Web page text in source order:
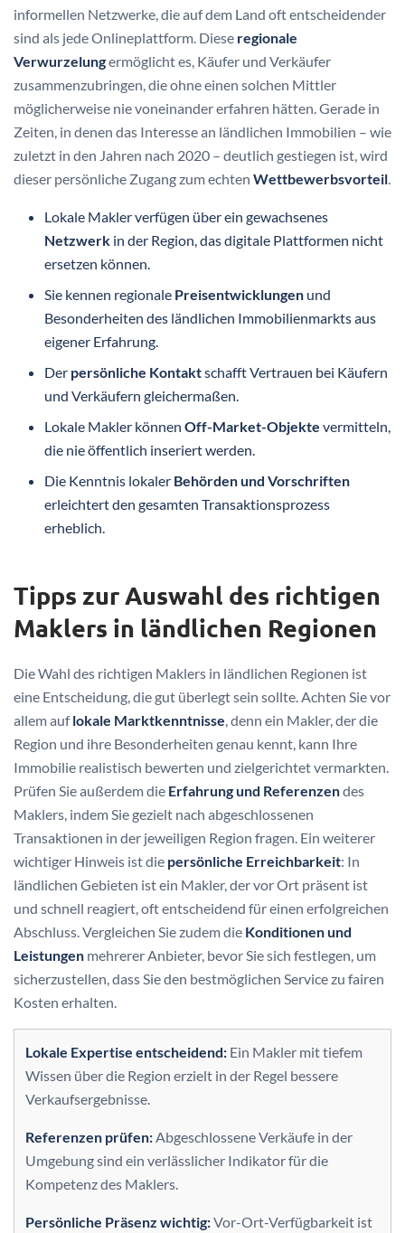
informellen Netzwerke, die auf dem Land oft entscheidender
sind als jede Onlineplattform. Diese regionale
Verwurzelungermöglicht es, Käufer und Verkäufer
zusammenzubringen, die ohne einen solchen Mittler
möglicherweise nie voneinander erfahren hätten. Gerade in
Zeiten, in denen das Interesse an ländlichen Immobilien – wie
zuletzt in den Jahren nach 2020 – deutlich gestiegen ist, wird
dieser persönliche Zugang zum echten Wettbewerbsvorteil.
Lokale Makler verfügen über ein gewachsenes
Netzwerk in der Region, das digitale Plattformen nicht
ersetzen können.
Sie kennen regionale Preisentwicklungen und
Besonderheiten des ländlichen Immobilienmarkts aus
eigener Erfahrung.
Der persönliche Kontaktschafft Vertrauen bei Käufern
und Verkäufern gleichermaßen.
Lokale Makler könnenOff-Market-Objekte vermitteln,
die nie öffentlich inseriert werden.
Die Kenntnis lokaler Behörden und Vorschriften
erleichtert den gesamten Transaktionsprozess
erheblich.
Tipps zur Auswahl des richtigen
Maklers in ländlichen Regionen
Die Wahl des richtigen Maklers in ländlichen Regionen ist
eine Entscheidung, die gut überlegt sein sollte. Achten Sie vor
allem auflokale Marktkenntnisse , denn ein Makler, der die
Region und ihre Besonderheiten genau kennt, kann Ihre
Immobilie realistisch bewerten und zielgerichtet vermarkten.
Prüfen Sie außerdem die Erfahrung und Referenzendes
Maklers, indem Sie gezielt nach abgeschlossenen
Transaktionen in der jeweiligen Region fragen. Ein weiterer
wichtiger Hinweis ist die persönliche Erreichbarkeit: In
ländlichen Gebieten ist ein Makler, der vor Ort präsent ist
und schnell reagiert, oft entscheidend für einen erfolgreichen
Abschluss. Vergleichen Sie zudem die Konditionen und
Leistungen mehrerer Anbieter, bevor Sie sich festlegen, um
sicherzustellen, dass Sie den bestmöglichen Service zu fairen
Kosten erhalten.
Lokale Expertise entscheidend: Ein Makler mit tiefem
Wissen über die Region erzielt in der Regel bessere
Verkaufsergebnisse.
Referenzen prüfen: Abgeschlossene Verkäufe in der
Umgebung sind ein verlässlicher Indikator für die
Kompetenz des Maklers.
Persönliche Präsenz wichtig:Vor-Ort-Verfügbarkeit ist